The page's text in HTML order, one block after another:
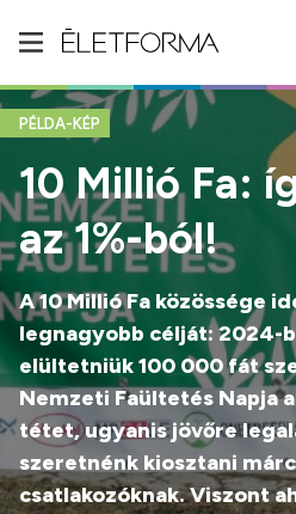
PÉLDA-KÉP
10 Millió Fa:
az 1%-ból!
A 10 Millió Fa közössége
legnagyobb célját: 2024-
elültetniük 100 000 fát
Nemzeti Faültetés Napja
tétet, ugyanis jövőre
szeretnénk kiosztani
csatlakozóknak. Viszont